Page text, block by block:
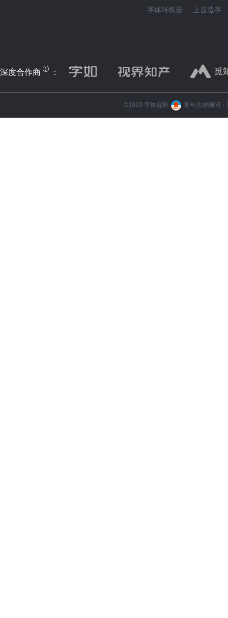
字体转换器
上首造字
深度合作商 ：
©️2023 字体视界 常年法律顾问